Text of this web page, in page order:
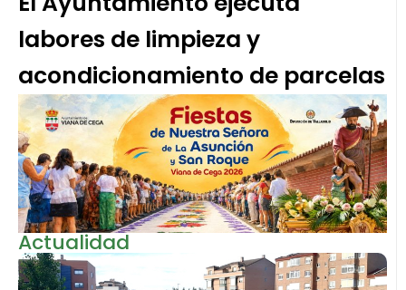
labores de limpieza y
acondicionamiento de parcelas
Actualidad